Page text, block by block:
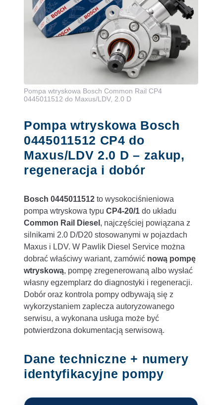
Pompa wtryskowa Bosch Common Rail CP4
0445011512 do Maxus/LDV, 2.0 D
Pompa wtryskowa Bosch
0445011512 CP4 do
Maxus/LDV 2.0 D – zakup,
regeneracja i dobór
Bosch 0445011512 to wysokociśnieniowa
pompa wtryskowa typu CP4-20/1 do układu
Common Rail Diesel , najczęściej powiązana z
silnikami 2.0 D/D20 stosowanymi w pojazdach
Maxus i LDV. W Pawlik Diesel Service można
dobrać właściwy wariant, zamówić nową pompę
wtryskową, pompę zregenerowaną albo wysłać
własny egzemplarz do diagnostyki i regeneracji.
Dobór oraz kontrola pompy odbywają się z
wykorzystaniem zaplecza autoryzowanego
serwisu, a wykonana usługa może być
potwierdzona dokumentacją serwisową.
Dane techniczne + numery
identyfikacyjne pompy